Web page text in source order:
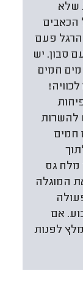
שלא
הכאבים
הרגל פעם
סבון. יש
חמים
להשרות
חמים
מלח גס
המוגלה
אם
לפנות